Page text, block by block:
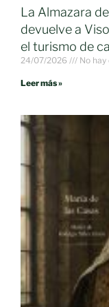
La Almazara
devuelve a
el turismo de
24/07/2026 No
Leer más »